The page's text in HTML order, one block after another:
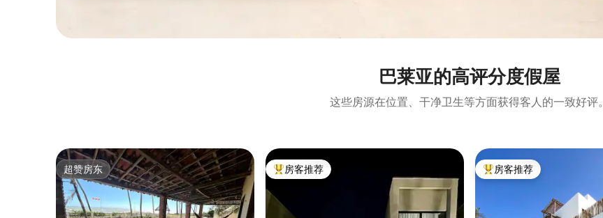
巴莱亚的高评分度假屋
这些房源在位置、干净卫生等方面获得客人的一致好评。
超赞房东
超赞房东 热门「房客推荐」
房客推荐 热门「房客推荐」
房客推荐